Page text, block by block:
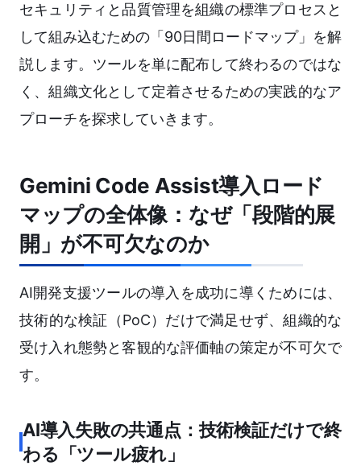
セキュリティと品質管理を組織の標準プロセスと
して組み込むための「90日間ロードマップ」を解
説します。ツールを単に配布して終わるのではな
く、組織文化として定着させるための実践的なア
プローチを探求していきます。
Gemini Code Assist導入ロード
マップの全体像：なぜ「段階的展
開」が不可欠なのか
AI開発支援ツールの導入を成功に導くためには、
技術的な検証（PoC）だけで満足せず、組織的な
受け入れ態勢と客観的な評価軸の策定が不可欠で
す。
AI導入失敗の共通点：技術検証だけで終
わる「ツール疲れ」